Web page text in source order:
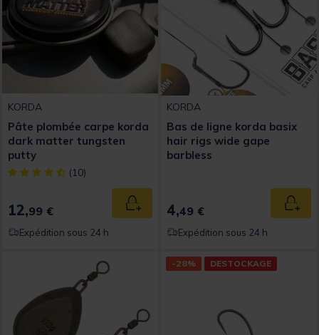
KORDA
Pâte plombée carpe korda
dark matter tungsten
putty
[object Object] out of 5 Customer Rating
(10)
12,99 € Ajouter au panier
Expédition sous 24 h
KORDA
Bas de ligne korda basix
hair rigs wide gape
barbless
4,49 €
Expédition sous 24 h
-28% DESTOCKAGE